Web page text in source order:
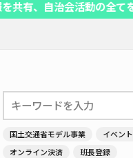
動の全てを明瞭に！
国土交通省モデル事業 イベント
オンライン決済
班長登録